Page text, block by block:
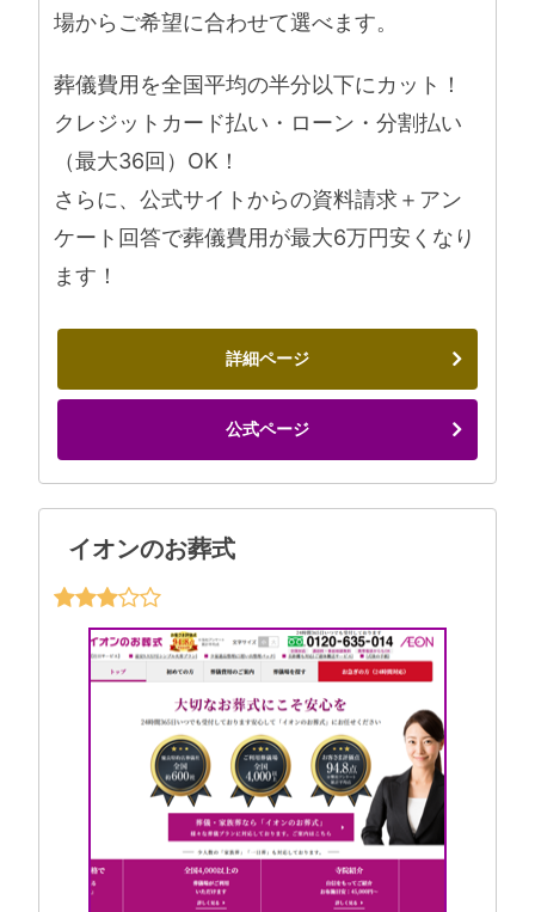
場からご希望に合わせて選べます。
葬儀費用を全国平均の半分以下にカット！
クレジットカード払い・ローン・分割払い
（最大36回）OK！
さらに、公式サイトからの資料請求＋アン
ケート回答で葬儀費用が最大6万円安くなり
ます！
詳細ページ
公式ページ
イオンのお葬式